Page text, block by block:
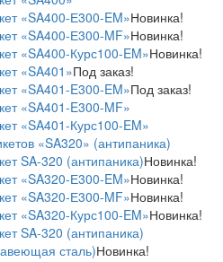
«SA400-Е300-EM»Новинка!
«SA400-Е300-MF»Новинка!
«SA400-Курс100-EM»Новинка!
«SA401»Под заказ!
«SA401-E300-EM»Под заказ!
«SA401-E300-MF»
«SA401-Курс100-EM»
«SA320» (антипаника)
SA-320 (антипаника)Новинка!
«SA320-Е300-EM»Новинка!
«SA320-Е300-MF»Новинка!
«SA320-Курс100-EM»Новинка!
SA-320 (антипаника)
сталь)Новинка!